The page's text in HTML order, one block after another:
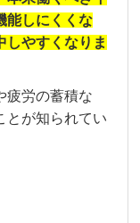
能しにくくな
しやすくなりま
疲労の蓄積な
とが知られてい